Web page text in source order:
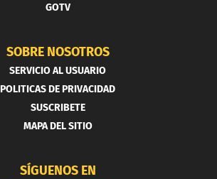
GOTV
SOBRE NOSOTROS
SERVICIO AL USUARIO
POLITICAS DE PRIVACIDAD
SUSCRIBETE
MAPA DEL SITIO
SÍGUENOS EN